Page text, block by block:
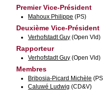
Premier Vice-Président
Mahoux Philippe (PS)
Deuxième Vice-Président
Verhofstadt Guy (Open Vld)
Rapporteur
Verhofstadt Guy (Open Vld)
Membres
Bribosia-Picard Michèle
Caluwé Ludwig (CD&V)